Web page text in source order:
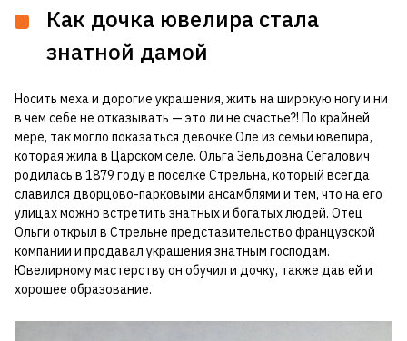
Как дочка ювелира стала
знатной дамой
Носить меха и дорогие украшения, жить на широкую ногу и ни
в чем себе не отказывать — это ли не счастье?! По крайней
мере, так могло показаться девочке Оле из семьи ювелира,
которая жила в Царском селе. Ольга Зельдовна Сегалович
родилась в 1879 году в поселке Стрельна, который всегда
славился дворцово-парковыми ансамблями и тем, что на его
улицах можно встретить знатных и богатых людей. Отец
Ольги открыл в Стрельне представительство французской
компании и продавал украшения знатным господам.
Ювелирному мастерству он обучил и дочку, также дав ей и
хорошее образование.